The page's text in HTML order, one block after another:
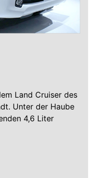
Land Cruiser des
Unter der Haube
4,6 Liter